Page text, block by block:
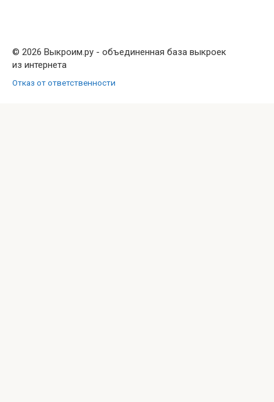
© 2026 Выкроим.ру - объединенная база выкроек
из интернета
Отказ от ответственности